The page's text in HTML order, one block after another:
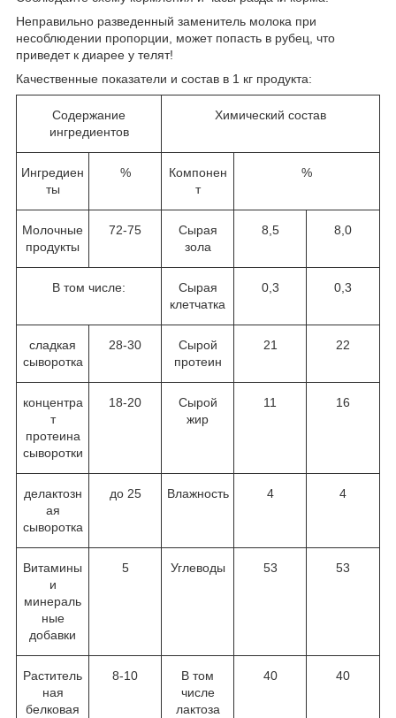
Неправильно разведенный заменитель молока при
несоблюдении пропорции, может попасть в рубец, что
приведет к диарее у телят!
Качественные показатели и состав в 1 кг продукта:
Содержание
ингредиентов
Химический состав
Ингредиен
ты
%
Компонен
т
%
Молочные
продукты
72-75
Сырая
зола
8,5 8,0
В том числе:
Сырая
клетчатка
0,3 0,3
сладкая
сыворотка
28-30
Сырой
протеин
21 22
концентра
т
протеина
сыворотки
18-20
Сырой
жир
11 16
делактозн
ая
сыворотка
до 25 Влажность 4 4
Витамины
и
минераль
ные
добавки
5 Углеводы 53 53
Раститель
ная
белковая
8-10
В том
числе
лактоза
40 40